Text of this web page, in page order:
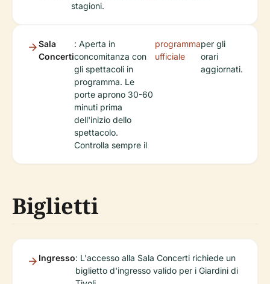
stagioni.
Sala
Concerti
: Aperta in
concomitanza con
gli spettacoli in
programma. Le
porte aprono 30-60
minuti prima
dell'inizio dello
spettacolo.
Controlla sempre il
programma
ufficiale
per gli
orari
aggiornati.
Biglietti
Ingresso: L'accesso alla Sala Concerti richiede un
biglietto d'ingresso valido per i Giardini di